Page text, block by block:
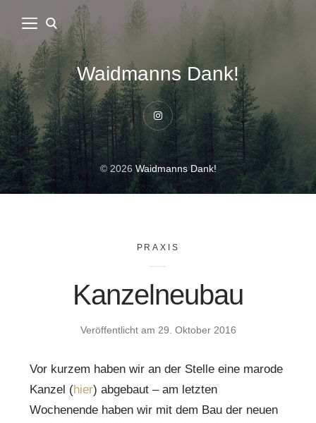
Waidmanns Dank!
Instagram
© 2026Waidmanns Dank!
PRAXIS
Kanzelneubau
Veröffentlicht am 29. Oktober 2016
Vor kurzem haben wir an der Stelle eine marode
Kanzel (hier) abgebaut – am letzten
Wochenende haben wir mit dem Bau der neuen